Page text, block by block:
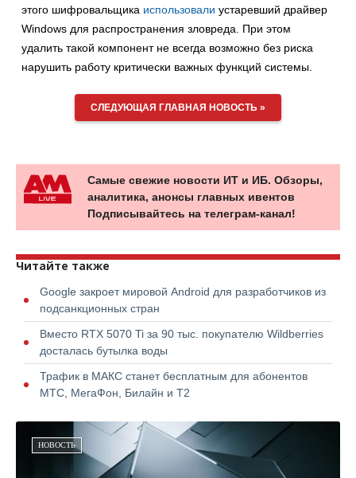
этого шифровальщика использовали устаревший драйвер
Windows для распространения зловреда. При этом
удалить такой компонент не всегда возможно без риска
нарушить работу критически важных функций системы.
СЛЕДУЮЩАЯ ГЛАВНАЯ НОВОСТЬ »
Самые свежие новости ИТ и ИБ. Обзоры,
аналитика, анонсы главных ивентов
Подписывайтесь на телеграм-канал!
Читайте также
Google закроет мировой Android для разработчиков из
подсанкционных стран
Вместо RTX 5070 Ti за 90 тыс. покупателю Wildberries
досталась бутылка воды
Трафик в МАКС станет бесплатным для абонентов
МТС, МегаФон, Билайн и Т2
НОВОСТЬ